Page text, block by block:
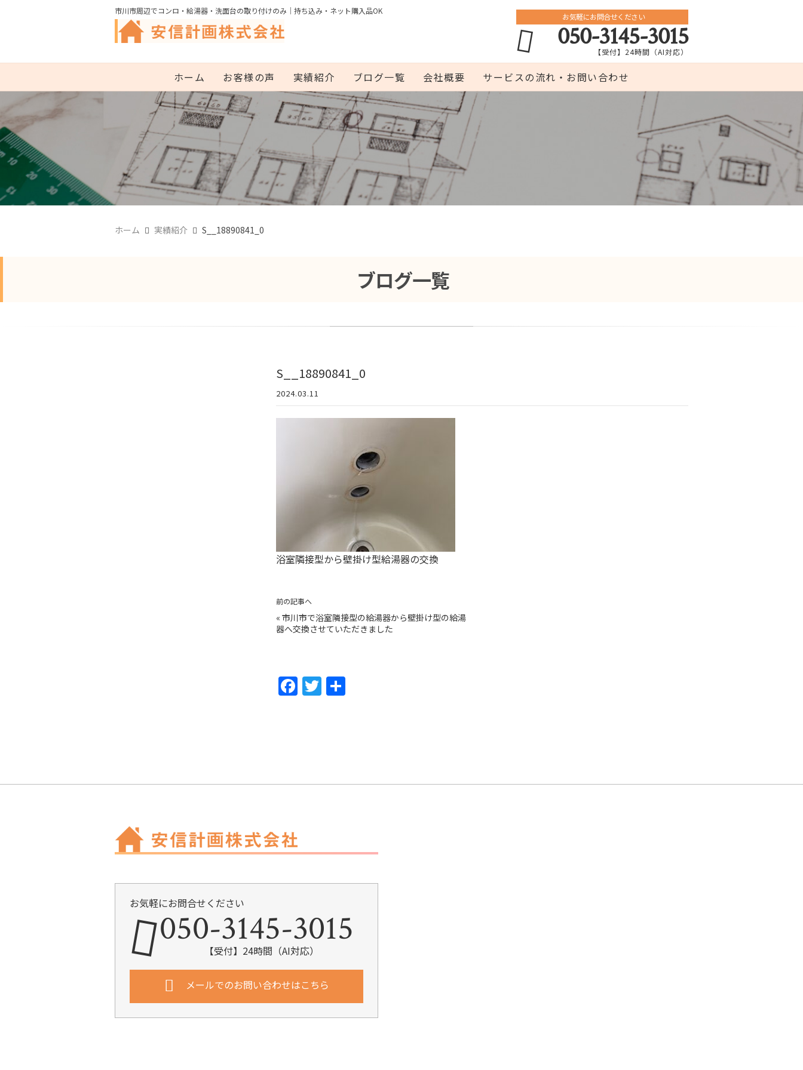
市川市周辺でコンロ・給湯器・洗面台の取り付けのみ｜持ち込み・ネット購入品OK
お気軽にお問合せください
050-3145-3015
【受付】24時間（AI対応）
ホーム お客様の声 実績紹介 ブログ一覧 会社概要 サービスの流れ・お問い合わせ
ホーム 実績紹介 S__18890841_0
ブログ一覧
S__18890841_0
2024.03.11
浴室隣接型から壁掛け型給湯器の交換
前の記事へ
« 市川市で浴室隣接型の給湯器から壁掛け型の給湯
器へ交換させていただきました
F
o
T
お気軽にお問合せください
050-3145-3015
【受付】24時間（AI対応）
メールでのお問い合わせはこちら